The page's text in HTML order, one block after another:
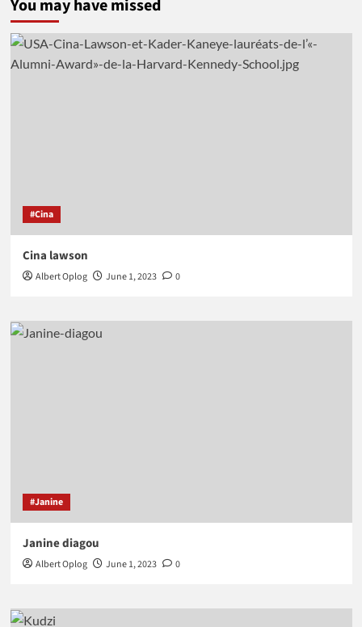
You may have missed
#Cina
Cina lawson
Albert Oplog June 1, 2023 0
#Janine
Janine diagou
Albert Oplog June 1, 2023 0